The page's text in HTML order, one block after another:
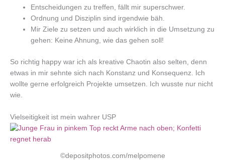
Entscheidungen zu treffen, fällt mir superschwer.
Ordnung und Disziplin sind irgendwie bäh.
Mir Ziele zu setzen und auch wirklich in die Umsetzung zu
gehen: Keine Ahnung, wie das gehen soll!
So richtig happy war ich als kreative Chaotin also selten, denn
etwas in mir sehnte sich nach Konstanz und Konsequenz. Ich
wollte gerne erfolgreich Projekte umsetzen. Ich wusste nur nicht
wie.
Vielseitigkeit ist mein wahrer USP
©depositphotos.com/melpomene